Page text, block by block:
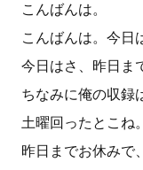
こんばんは。
こんばんは。今日
今日はさ、昨日ま
ちなみに俺の収録
土曜回ったとこね。
昨日までお休みで